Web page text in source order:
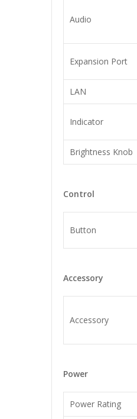
Audio
Expansion Port
LAN
Indicator
Brightness Knob
Control
Button
Accessory
Accessory
Power
Power Rating